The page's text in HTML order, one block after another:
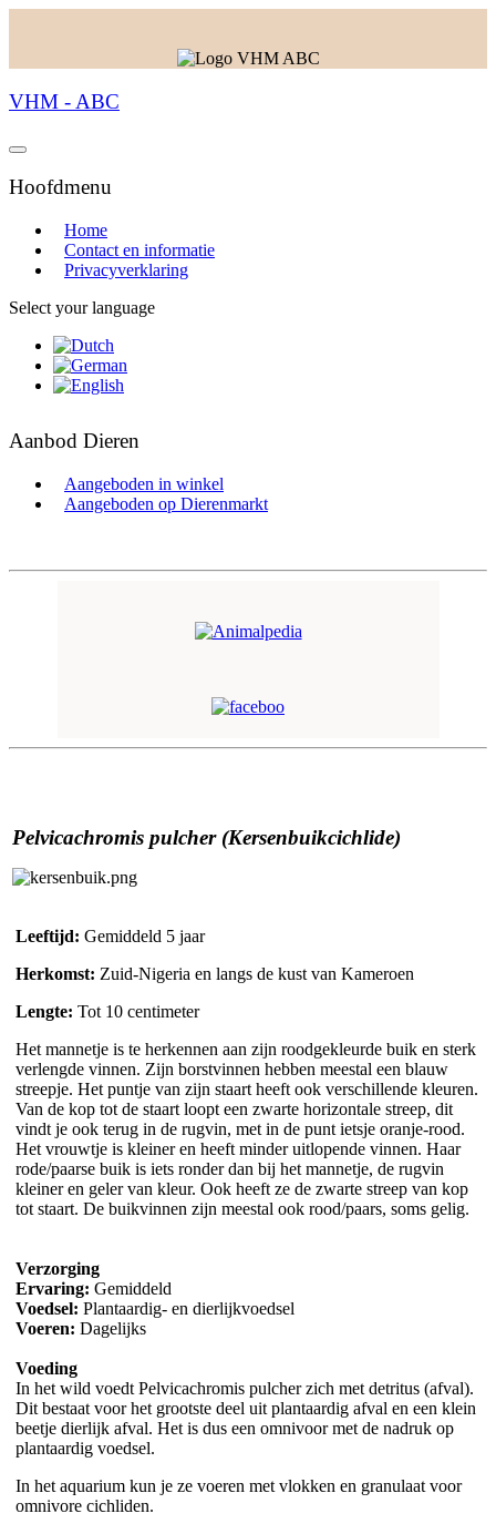
VHM - ABC
Hoofdmenu
Home
Contact en informatie
Privacyverklaring
Select your language
Aanbod Dieren
Aangeboden in winkel
Aangeboden op Dierenmarkt
Pelvicachromis pulcher (Kersenbuikcichlide)
Leeftijd: Gemiddeld 5 jaar
Herkomst: Zuid-Nigeria en langs de kust van Kameroen
Lengte: Tot 10 centimeter
Het mannetje is te herkennen aan zijn roodgekleurde buik en sterk
verlengde vinnen. Zijn borstvinnen hebben meestal een blauw
streepje. Het puntje van zijn staart heeft ook verschillende kleuren.
Van de kop tot de staart loopt een zwarte horizontale streep, dit
vindt je ook terug in de rugvin, met in de punt ietsje oranje-rood.
Het vrouwtje is kleiner en heeft minder uitlopende vinnen. Haar
rode/paarse buik is iets ronder dan bij het mannetje, de rugvin
kleiner en geler van kleur. Ook heeft ze de zwarte streep van kop
tot staart. De buikvinnen zijn meestal ook rood/paars, soms gelig.
Verzorging
Ervaring: Gemiddeld
Voedsel: Plantaardig- en dierlijkvoedsel
Voeren: Dagelijks
Voeding
In het wild voedt Pelvicachromis pulcher zich met detritus (afval).
Dit bestaat voor het grootste deel uit plantaardig afval en een klein
beetje dierlijk afval. Het is dus een omnivoor met de nadruk op
plantaardig voedsel.
In het aquarium kun je ze voeren met vlokken en granulaat voor
omnivore cichliden.